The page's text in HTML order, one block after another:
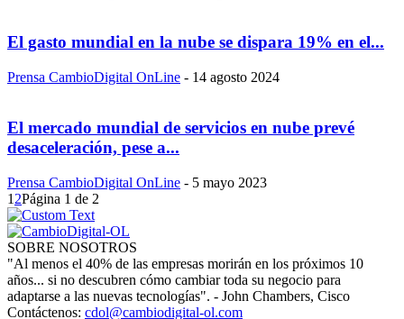
El gasto mundial en la nube se dispara 19% en el...
Prensa CambioDigital OnLine - 14 agosto 2024
El mercado mundial de servicios en nube prevé
desaceleración, pese a...
Prensa CambioDigital OnLine - 5 mayo 2023
1 2Página 1 de 2
SOBRE NOSOTROS
"Al menos el 40% de las empresas morirán en los próximos 10
años... si no descubren cómo cambiar toda su negocio para
adaptarse a las nuevas tecnologías". - John Chambers, Cisco
Contáctenos: cdol@cambiodigital-ol.com